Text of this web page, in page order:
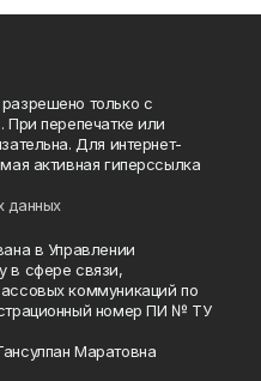
только с
При перепечатке или
Для интернет-
активная гиперссылка
данных
в Управлении
в сфере связи,
коммуникаций по
номер ПИ № ТУ
Маратовна